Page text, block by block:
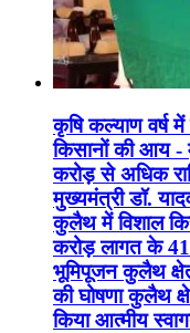
कृषि कल्याण वर्ष
किसानों की आय -
करोड़ से अधिक
मुख्यमंत्री डॉ.
कुलैथ में विशाल
करोड़ लागत के 41
भूमिपूजन कुलैथ
की घोषणा कुलैथ
किया आत्मीय